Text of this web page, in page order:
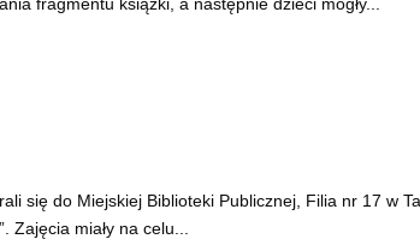
się do Miejskiej Biblioteki Publicznej, Filia nr 17 w
Zajęcia miały na celu...